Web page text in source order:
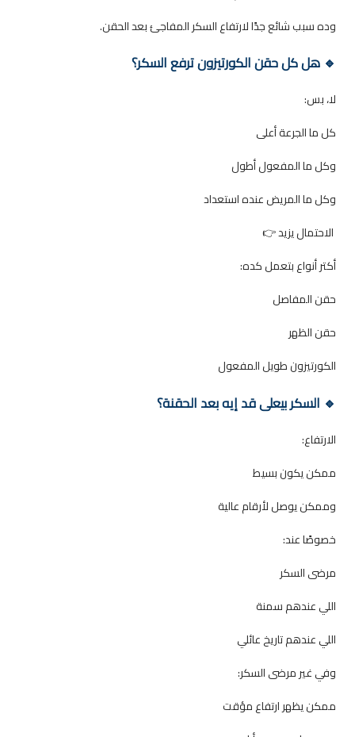
وده سبب شائع جدًا لارتفاع السكر المفاجئ بعد الحقن.
🔹 هل كل حقن الكورتيزون ترفع السكر؟
لا، بس:
كل ما الجرعة أعلى
وكل ما المفعول أطول
وكل ما المريض عنده استعداد
الاحتمال يزيد👉
أكتر أنواع بتعمل كده:
حقن المفاصل
حقن الظهر
الكورتيزون طويل المفعول
🔹 السكر بيعلى قد إيه بعد الحقنة؟
الارتفاع:
ممكن يكون بسيط
وممكن يوصل لأرقام عالية
خصوصًا عند:
مرضى السكر
اللي عندهم سمنة
اللي عندهم تاريخ عائلي
وفي غير مرضى السكر:
ممكن يظهر ارتفاع مؤقت